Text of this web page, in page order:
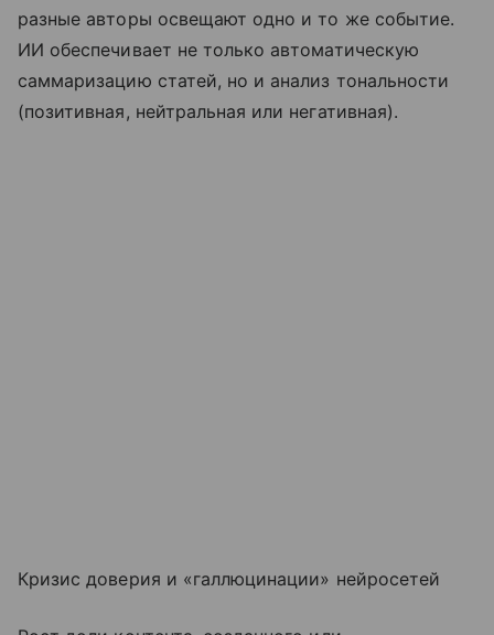
разные авторы освещают одно и то же событие.
ИИ обеспечивает не только автоматическую
саммаризацию статей, но и анализ тональности
(позитивная, нейтральная или негативная).
Кризис доверия и «галлюцинации» нейросетей